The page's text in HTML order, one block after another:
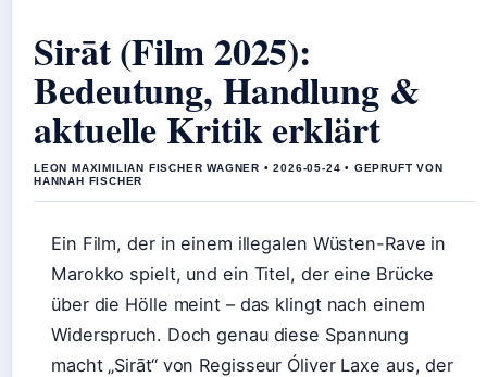
Sirāt (Film 2025):
Bedeutung, Handlung &
aktuelle Kritik erklärt
LEON MAXIMILIAN FISCHER WAGNER • 2026-05-24 • GEPRUFT VON
HANNAH FISCHER
Ein Film, der in einem illegalen Wüsten-Rave in
Marokko spielt, und ein Titel, der eine Brücke
über die Hölle meint – das klingt nach einem
Widerspruch. Doch genau diese Spannung
macht „Sirāt“ von Regisseur Óliver Laxe aus, der